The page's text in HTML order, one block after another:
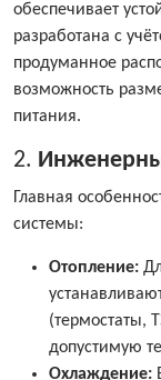
обеспечивает
разработана с
продуманное
возможность
питания.
2.
Главная
системы:
Отопление:
допустимую
Охлаждение: